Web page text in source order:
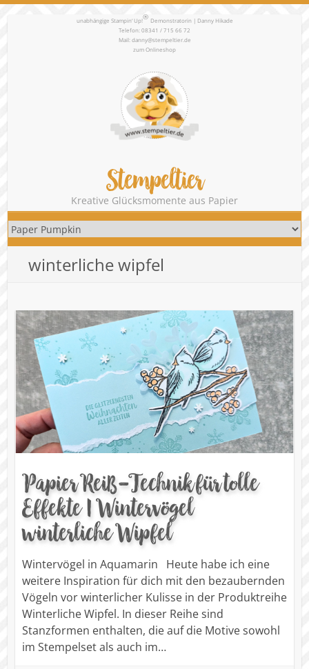
unabhängige Stampin‘ Up!® Demonstratorin | Danny Hikade
Telefon: 08341 / 715 66 72
Mail:danny@stempeltier.de
zumOnlineshop
Stempeltier
Kreative Glücksmomente aus Papier
winterliche wipfel
Papier Reiß-Technik für tolle
Effekte | Wintervögel
winterliche Wipfel
Wintervögel in Aquamarin Heute habe ich eine
weitere Inspiration für dich mit den bezaubernden
Vögeln vor winterlicher Kulisse in der Produktreihe
Winterliche Wipfel. In dieser Reihe sind
Stanzformen enthalten, die auf die Motive sowohl
im Stempelset als auch im…